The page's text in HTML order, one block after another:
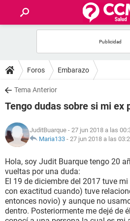
FOROS
SALUD
FAMILIA
NUTRICIÓN
BIENESTAR
SEXUALIDAD
GLOSARIO
Foros Embarazo
Tema Anterior
Tengo dudas sobre si mi ex
JuditBuarque - 27 jun 2018 a las
Maria133 - 27 jun 2018 a las
Hola, soy Judit Buarque tengo 20
vueltas por una duda:
El 19 de diciembre del 2017 tuve
con exactitud cuando) tuve
entonces novio) y aunque no
dentro. Posteriormente me dejé de